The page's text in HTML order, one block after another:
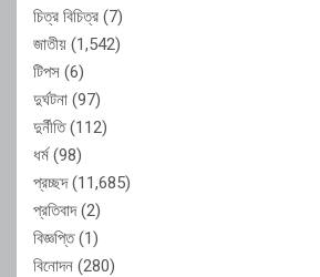
চিত্র বিচিত্র (7)
জাতীয় (1,542)
টিপস (6)
দুর্ঘটনা (97)
দুর্নীতি(112)
ধর্ম(98)
প্রচ্ছদ(11,685)
প্রতিবাদ(2)
বিজ্ঞপ্তি(1)
বিনোদন (280)